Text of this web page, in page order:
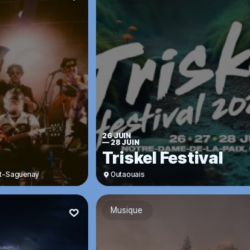
Saguenay
26 JUIN
— 28 JUIN
Triskel Festival
Outaouais
Musique